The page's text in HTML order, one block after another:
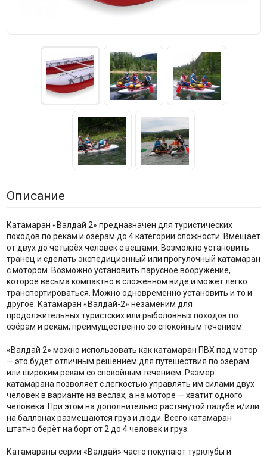
Описание
Катамаран «Валдай 2» предназначен для туристических
походов по рекам и озерам до 4 категории сложности. Вмещает
от двух до четырёх человек с вещами. Возможно установить
транец и сделать экспедиционный или прогулочный катамаран
с мотором. Возможно установить парусное вооружение,
которое весьма компактно в сложенном виде и может легко
транспортироваться. Можно одновременно установить и то и
другое. Катамаран «Валдай-2» незаменим для
продолжительных туристских или рыболовных походов по
озёрам и рекам, преимущественно со спокойным течением.
«Валдай 2» можно использовать как катамаран ПВХ под мотор
— это будет отличным решением для путешествия по озерам
или широким рекам со спокойным течением. Размер
катамарана позволяет с легкостью управлять им силами двух
человек в варианте на вёслах, а на моторе — хватит одного
человека. При этом на дополнительно растянутой палубе и/или
на баллонах размещаются груз и люди. Всего катамаран
штатно берёт на борт от 2 до 4 человек и груз.
Катамараны серии «Валдай» часто покупают турклубы и